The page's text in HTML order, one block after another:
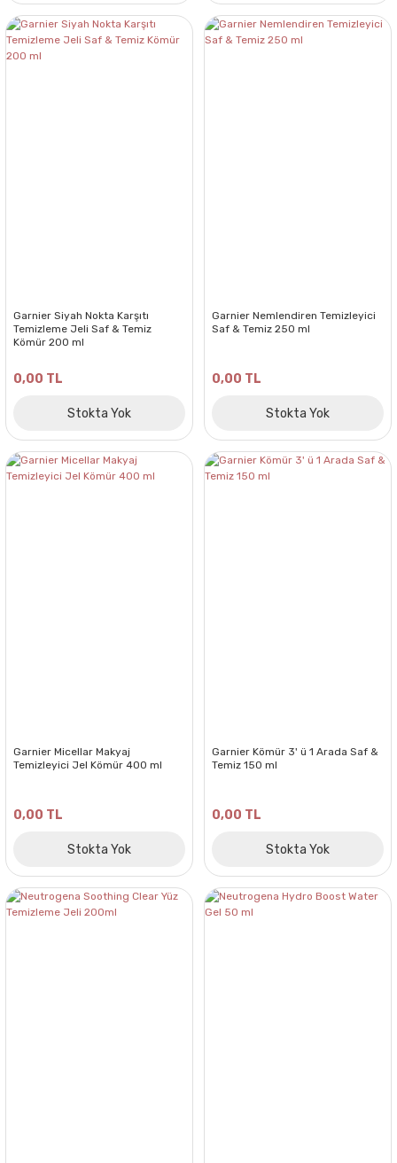
Garnier Siyah Nokta Karşıtı
Temizleme Jeli Saf & Temiz
Kömür 200 ml
0,00 TL
Stokta Yok
Garnier Nemlendiren Temizleyici
Saf & Temiz 250 ml
0,00 TL
Stokta Yok
Garnier Micellar Makyaj
Temizleyici Jel Kömür 400 ml
0,00 TL
Stokta Yok
Garnier Kömür 3' ü 1 Arada Saf &
Temiz 150 ml
0,00 TL
Stokta Yok